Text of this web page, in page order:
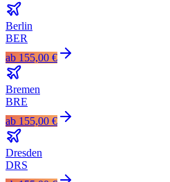
Berlin
BER
ab 155,00 €
Bremen
BRE
ab 155,00 €
Dresden
DRS